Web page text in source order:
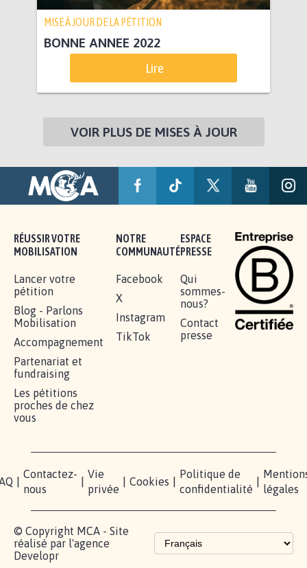
MISE À JOUR DE LA PÉTITION
BONNE ANNEE 2022
Lire
VOIR PLUS DE MISES À JOUR
RÉUSSIR VOTRE
MOBILISATION
Lancer votre
pétition
Blog - Parlons
Mobilisation
Accompagnement
Partenariat et
fundraising
Les pétitions
proches de chez
vous
NOTRE
COMMUNAUTÉ
Facebook
X
Instagram
TikTok
ESPACE
PRESSE
Qui
sommes-
nous?
Contact
presse
Contactez-
nous
Vie
privée
Cookies
Politique de
confidentialité
légales
© Copyright MCA - Site
réalisé par l'agence
Developr